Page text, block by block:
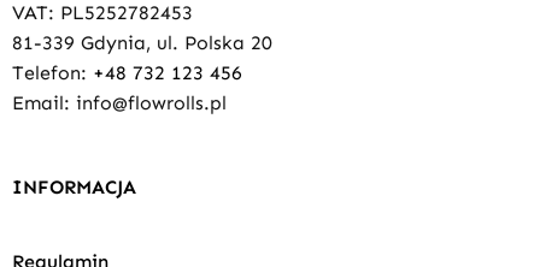
VAT: PL5252782453
81-339 Gdynia, ul. Polska 20
Telefon: +48 732 123 456
Email: info@flowrolls.pl
INFORMACJA
Regulamin